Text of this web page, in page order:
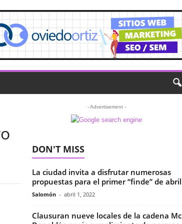
- Advertisement -
DON'T MISS
La ciudad invita a disfrutar numerosas
propuestas para el primer “finde” de abril
Salomón - abril 1, 2022
Clausuran nueve locales de la cadena Mc